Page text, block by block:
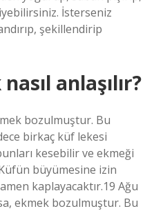
İsterseniz
şekillendirip
anlaşılır?
bozulmuştur. Bu
birkaç küf lekesi
kesebilir ve ekmeği
büyümesine izin
kaplayacaktır.19 Ağu
ekmek bozulmuştur. Bu